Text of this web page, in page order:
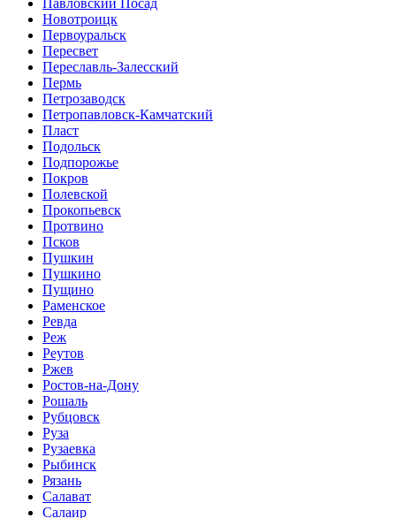
Новотроицк
Первоуральск
Пересвет
Переславль-Залесский
Пермь
Петрозаводск
Петропавловск-Камчатский
Пласт
Подольск
Подпорожье
Покров
Полевской
Прокопьевск
Протвино
Псков
Пушкин
Пушкино
Пущино
Раменское
Ревда
Реж
Реутов
Ржев
Ростов-на-Дону
Рошаль
Рубцовск
Руза
Рузаевка
Рыбинск
Рязань
Салават
Салаир